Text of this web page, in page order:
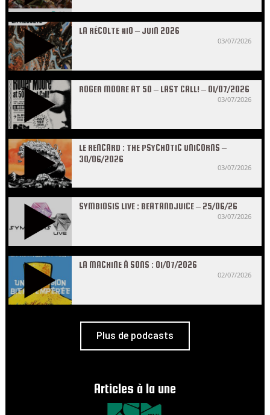
LA RÉCOLTE #10 – JUIN 2026
03/07/2026
ROGER MOORE AT 50 – LAST CALL! – 01/07/2026
03/07/2026
LE RENCARD : THE PSYCHOTIC UNICORNS –
30/06/2026
03/07/2026
SYMBIOSIS LIVE : BEATANDJUICE – 25/06/26
03/07/2026
LA MACHINE À SONS : 01/07/2026
02/07/2026
Plus de podcasts
Articles à la une